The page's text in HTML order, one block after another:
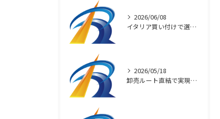
2026/06/08
イタリア買い付けで選ぶ本物アクセサリー
2026/05/18
卸売ルート直結で実現するブランド品の安価提供の秘密